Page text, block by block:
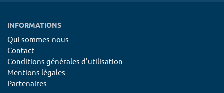
INFORMATIONS
Qui sommes-nous
Contact
Conditions générales d'utilisation
Mentions légales
Partenaires